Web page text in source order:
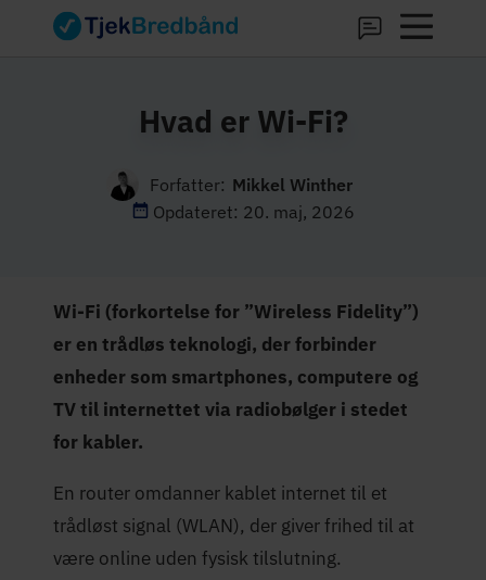
Hvad er Wi-Fi?
Forfatter: Mikkel Winther
Opdateret: 20. maj, 2026
Wi-Fi (forkortelse for ”Wireless Fidelity”)
er en trådløs teknologi, der forbinder
enheder som smartphones, computere og
TV til internettet via radiobølger i stedet
for kabler.
En router omdanner kablet internet til et
trådløst signal (WLAN), der giver frihed til at
være online uden fysisk tilslutning.